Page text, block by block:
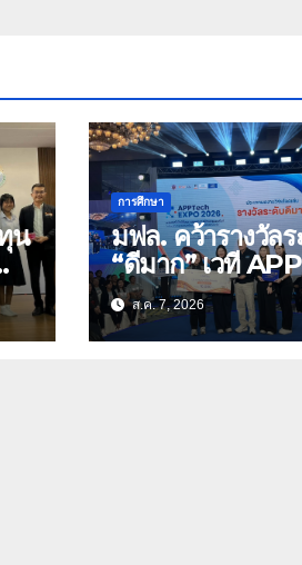
น
การศึกษา
มฟล. คว้ารางวัล
“ดีมาก” เวที
EXPO 2026 ชูง
สมุนไพร ขับเคลื่อ
นวัตกรรมสู่เชิงพ
ส.ค. 7, 2026